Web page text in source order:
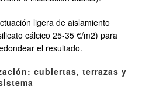
ligera de aislamiento
cálcico 25-35 €/m2) para
el resultado.
cubiertas, terrazas y